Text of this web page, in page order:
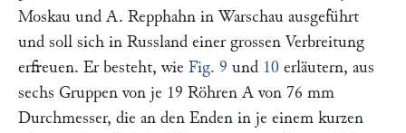
Moskau und A. Repphahn in Warschau ausgeführt
und soll sich in Russland einer grossen Verbreitung
erfreuen. Er besteht, wie Fig. 9 und 10 erläutern, aus
sechs Gruppen von je 19 Röhren A von 76 mm
Durchmesser, die an den Enden in je einem kurzen